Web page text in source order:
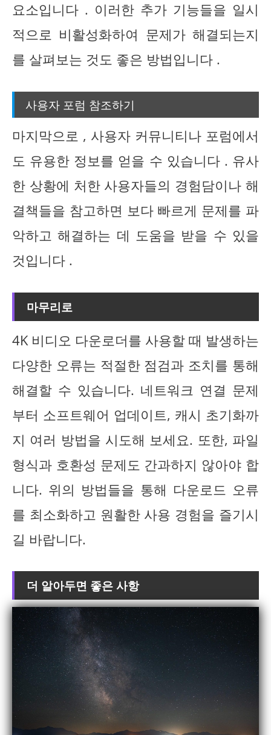
요소입니다 . 이러한 추가 기능들을 일시
적으로 비활성화하여 문제가 해결되는지
를 살펴보는 것도 좋은 방법입니다 .
사용자 포럼 참조하기
마지막으로 , 사용자 커뮤니티나 포럼에서
도 유용한 정보를 얻을 수 있습니다 . 유사
한 상황에 처한 사용자들의 경험담이나 해
결책들을 참고하면 보다 빠르게 문제를 파
악하고 해결하는 데 도움을 받을 수 있을
것입니다 .
마무리로
4K 비디오 다운로더를 사용할 때 발생하는
다양한 오류는 적절한 점검과 조치를 통해
해결할 수 있습니다. 네트워크 연결 문제
부터 소프트웨어 업데이트, 캐시 초기화까
지 여러 방법을 시도해 보세요. 또한, 파일
형식과 호환성 문제도 간과하지 않아야 합
니다. 위의 방법들을 통해 다운로드 오류
를 최소화하고 원활한 사용 경험을 즐기시
길 바랍니다.
더 알아두면 좋은 사항